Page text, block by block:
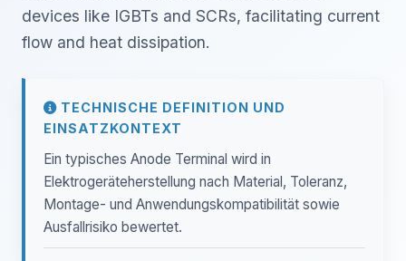
devices like IGBTs and SCRs, facilitating current
flow and heat dissipation.
TECHNISCHE DEFINITION UND
EINSATZKONTEXT
Ein typisches Anode Terminal wird in
Elektrogeräteherstellung nach Material, Toleranz,
Montage- und Anwendungskompatibilität sowie
Ausfallrisiko bewertet.